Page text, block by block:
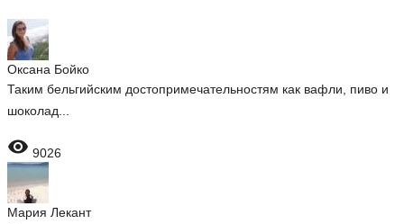
Оксана Бойко
Таким бельгийским достопримечательностям как вафли, пиво и
шоколад...
 9026
Мария Лекант